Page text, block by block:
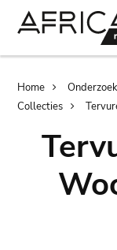
Home Onderzoek
Collecties